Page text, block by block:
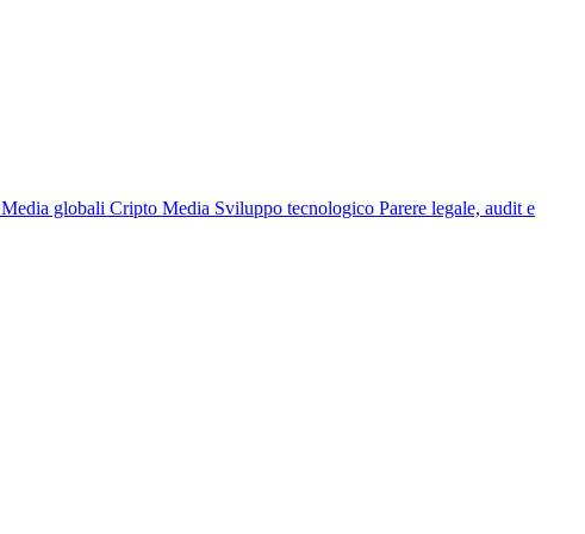
Media globali Cripto Media Sviluppo tecnologico Parere legale, audit e